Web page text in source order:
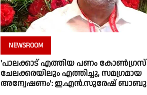
NEWSROOM
'പാലക്കാട് എത്തിയ പണം കോൺഗ്രസ്
ചേലക്കരയിലും എത്തിച്ചു, സമഗ്രമായ
അന്വേഷണം': ഇ.എന്‍.സുരേഷ് ബാബു